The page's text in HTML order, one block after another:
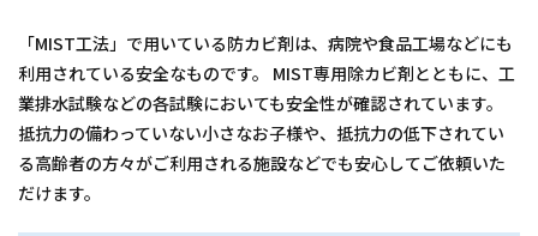
「MIST工法」で用いている防カビ剤は、病院や食品工場などにも
利用されている安全なものです。 MIST専用除カビ剤とともに、工
業排水試験などの各試験においても安全性が確認されています。
抵抗力の備わっていない小さなお子様や、抵抗力の低下されてい
る高齢者の方々がご利用される施設などでも安心してご依頼いた
だけます。